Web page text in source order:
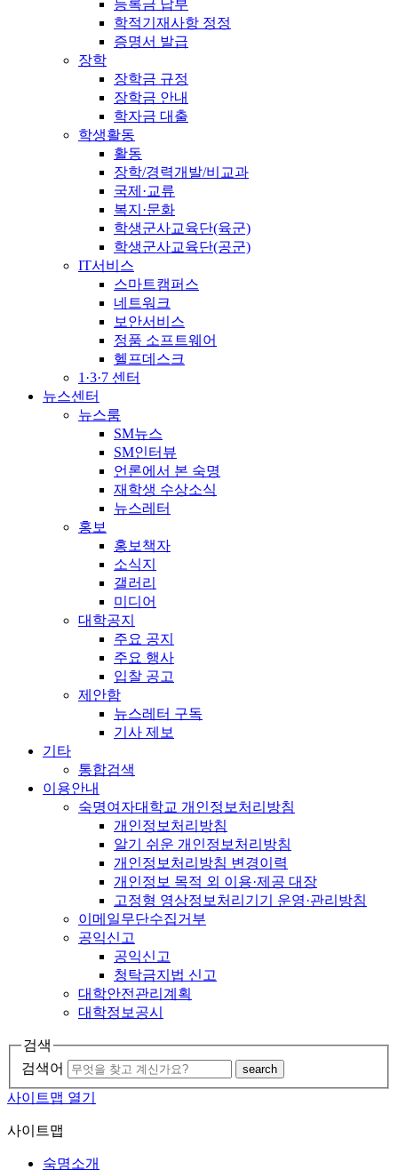
등록금 납부
학적기재사항 정정
증명서 발급
장학
장학금 규정
장학금 안내
학자금 대출
학생활동
활동
장학/경력개발/비교과
국제·교류
복지·문화
학생군사교육단(육군)
학생군사교육단(공군)
IT서비스
스마트캠퍼스
네트워크
보안서비스
정품 소프트웨어
헬프데스크
1·3·7 센터
뉴스센터
뉴스룸
SM뉴스
SM인터뷰
언론에서 본 숙명
재학생 수상소식
뉴스레터
홍보
홍보책자
소식지
갤러리
미디어
대학공지
주요 공지
주요 행사
입찰 공고
제안함
뉴스레터 구독
기사 제보
기타
통합검색
이용안내
숙명여자대학교 개인정보처리방침
개인정보처리방침
알기 쉬운 개인정보처리방침
개인정보처리방침 변경이력
개인정보 목적 외 이용·제공 대장
고정형 영상정보처리기기 운영·관리방침
이메일무단수집거부
공익신고
공익신고
청탁금지법 신고
대학안전관리계획
대학정보공시
검색
검색어
search
사이트맵 열기
사이트맵
숙명소개